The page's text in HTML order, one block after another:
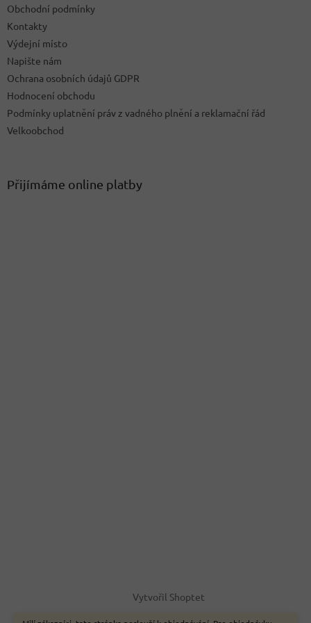
Obchodní podmínky
Kontakty
Výdejní místo
Napište nám
Ochrana osobních údajů GDPR
Hodnocení obchodu
Podmínky uplatnění práv z vadného plnění a reklamační řád
Velkoobchod
Přijímáme online platby
Vytvořil Shoptet